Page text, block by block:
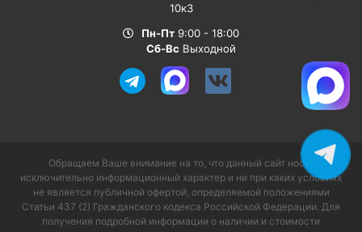
10к3
Пн-Пт 9:00 - 18:00
Сб-Вс Выходной
Обращаем Ваше внимание на то, что данный сайт носит
исключительно информационный характер и ни при каких условиях
не является публичной офертой, определяемой положениями
Статьи 437 (2) Гражданского кодекса Российской Федерации. Для
получения подробной информации о наличии и стоимости